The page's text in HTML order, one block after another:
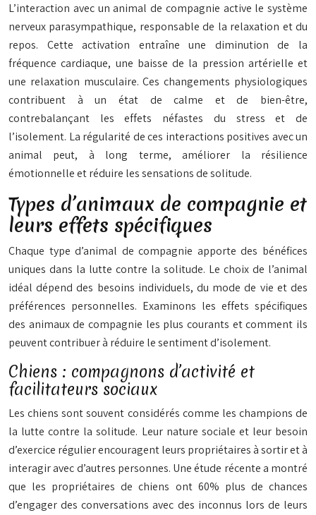
L’interaction avec un animal de compagnie active le système
nerveux parasympathique, responsable de la relaxation et du
repos. Cette activation entraîne une diminution de la
fréquence cardiaque, une baisse de la pression artérielle et
une relaxation musculaire. Ces changements physiologiques
contribuent à un état de calme et de bien-être,
contrebalançant les effets néfastes du stress et de
l’isolement. La régularité de ces interactions positives avec un
animal peut, à long terme, améliorer la résilience
émotionnelle et réduire les sensations de solitude.
Types d’animaux de compagnie et
leurs effets spécifiques
Chaque type d’animal de compagnie apporte des bénéfices
uniques dans la lutte contre la solitude. Le choix de l’animal
idéal dépend des besoins individuels, du mode de vie et des
préférences personnelles. Examinons les effets spécifiques
des animaux de compagnie les plus courants et comment ils
peuvent contribuer à réduire le sentiment d’isolement.
Chiens : compagnons d’activité et
facilitateurs sociaux
Les chiens sont souvent considérés comme les champions de
la lutte contre la solitude. Leur nature sociale et leur besoin
d’exercice régulier encouragent leurs propriétaires à sortir et à
interagir avec d’autres personnes. Une étude récente a montré
que les propriétaires de chiens ont 60% plus de chances
d’engager des conversations avec des inconnus lors de leurs